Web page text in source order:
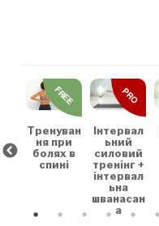
Тренуван
ня при
болях в
спині
FREE
Інтервал
ьний
силовий
тренінг +
інтервал
ьна
шванасан
а
PRO